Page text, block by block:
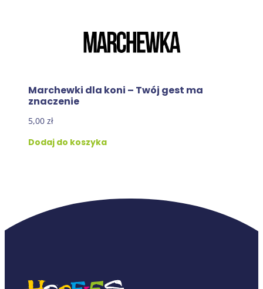
Marchewki dla koni – Twój gest ma
znaczenie
5,00 zł
Dodaj do koszyka